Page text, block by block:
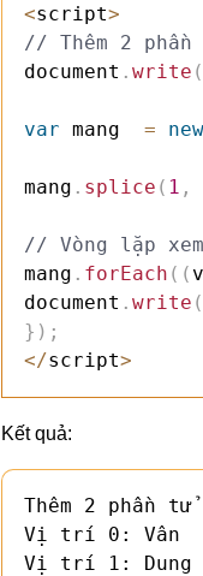
<script>
// Thêm 2
document . write (
var mang = new
mang . splice ( 1 ,
// Vòng lặp
mang . forEach ( (
document . write (
} ) ;
</script>
Kết quả:
Thêm 2 phần
Vị trí 0: Vân
Vị trí 1: Dung